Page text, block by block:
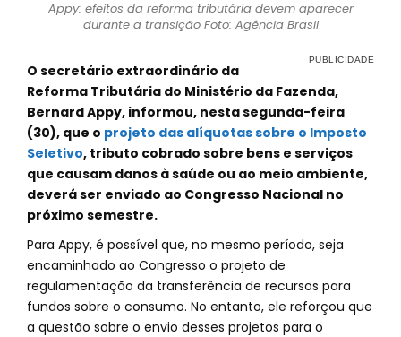
Appy: efeitos da reforma tributária devem aparecer
durante a transição Foto: Agência Brasil
O secretário extraordinário da
Reforma Tributária do Ministério da Fazenda,
Bernard Appy, informou, nesta segunda-feira
(30), que o projeto das alíquotas sobre o Imposto
Seletivo, tributo cobrado sobre bens e serviços
que causam danos à saúde ou ao meio ambiente,
deverá ser enviado ao Congresso Nacional no
próximo semestre.
Para Appy, é possível que, no mesmo período, seja
encaminhado ao Congresso o projeto de
regulamentação da transferência de recursos para
fundos sobre o consumo. No entanto, ele reforçou que
a questão sobre o envio desses projetos para o